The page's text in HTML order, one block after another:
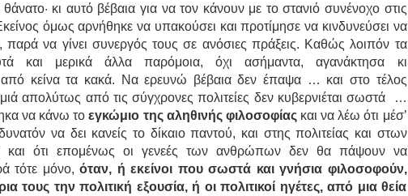
κι αυτό βέβαια για να τον κάνουν με το στανιό συνένοχο στις
όμως αρνήθηκε να υπακούσει και προτίμησε να κινδυνεύσει να
παρά να γίνει συνεργός τους σε ανόσιες πράξεις. Καθώς λοιπόν τα
και μερικά άλλα παρόμοια, όχι ασήμαντα, αγανάκτησα κι
από κείνα τα κακά. Να ερευνώ βέβαια δεν έπαψα … και στο τέλος
απολύτως από τις σύγχρονες πολιτείες δεν κυβερνιέται σωστά …
να κάνω τοεγκώμιο της αληθινής φιλοσοφίαςκαι να λέω ότι μέσ’
να δει κανείς το δίκαιο παντού, και στης πολιτείας και στων
ότι επομένως οι γενεές των ανθρώπων δεν θα πάψουν να
τότε μόνο,όταν, ή εκείνοι που σωστά και γνήσια φιλοσοφούν,
τους την πολιτική εξουσία, ή οι πολιτικοί ηγέτες, από μια θεία